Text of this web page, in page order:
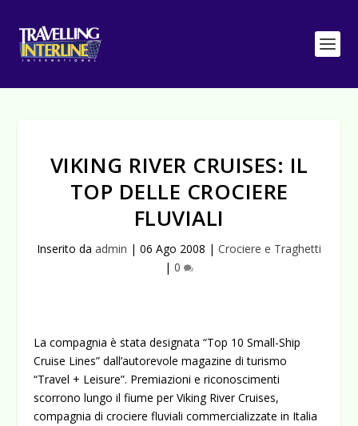
VIKING RIVER CRUISES: IL
TOP DELLE CROCIERE
FLUVIALI
Inserito da admin | 06 Ago 2008 | Crociere e Traghetti
| 0
La compagnia è stata designata “Top 10 Small-Ship
Cruise Lines” dall’autorevole magazine di turismo
“Travel + Leisure”. Premiazioni e riconoscimenti
scorrono lungo il fiume per Viking River Cruises,
compagnia di crociere fluviali commercializzate in Italia